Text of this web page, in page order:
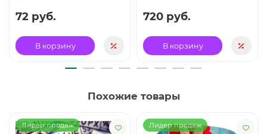
72 руб.
В корзину
720 руб.
В корзину
Похожие товары
Лидер продаж
Лидер продаж